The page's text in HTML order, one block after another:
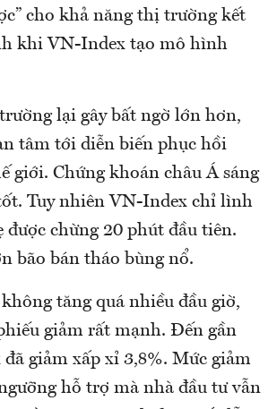
cho khả năng thị trường kết
khi VN-Index tạo mô hình
lại gây bất ngờ lớn hơn,
tâm tới diễn biến phục hồi
giới. Chứng khoán châu Á sáng
Tuy nhiên VN-Index chỉ lình
được chừng 20 phút đầu tiên.
bão bán tháo bùng nổ.
tăng quá nhiều đầu giờ,
giảm rất mạnh. Đến gần
giảm xấp xỉ 3,8%. Mức giảm
hỗ trợ mà nhà đầu tư vẫn